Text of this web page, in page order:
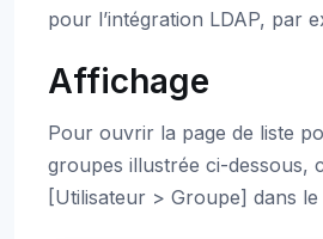
pour l’intégration LDAP, par
Affichage
Pour ouvrir la page de liste
groupes illustrée ci-dessous,
[Utilisateur > Groupe] dans